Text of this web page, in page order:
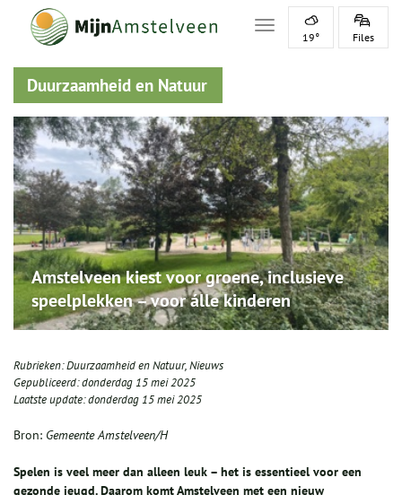
Toggle navigation
19° Files
Duurzaamheid en Natuur
Amstelveen kiest voor groene, inclusieve
speelplekken – voor álle kinderen
Rubrieken:Duurzaamheid en Natuur,Nieuws
Gepubliceerd:donderdag 15 mei 2025
Laatste update:donderdag 15 mei 2025
Bron: Gemeente Amstelveen/H
Spelen is veel meer dan alleen leuk – het is essentieel voor een
gezonde jeugd. Daarom komt Amstelveen met een nieuw